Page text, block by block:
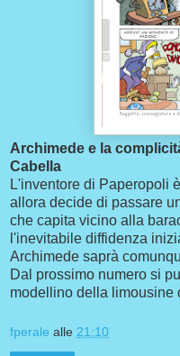
Archimede e la
Cabella
L'inventore di Paperopoli
allora decide di passare
che capita vicino alla
l'inevitabile diffidenza
Archimede saprà
Dal prossimo numero si
modellino della limousine
fperale alle 21:10